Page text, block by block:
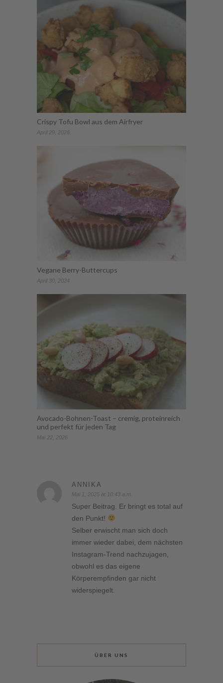
Crispy Tofu Bowl aus dem Airfryer
April 29, 2026
Vegane Berry-Buttercups
April 30, 2024
Avocado-Bohnen-Toast – cremig, proteinreich
und perfekt für jeden Tag
Mai 22, 2026
ANNIKA
Mai 1, 2025 at 10:43 a.m.
Super Beitrag. Er bringt es total auf
den Punkt!
Selber erwischt man sich doch
immer wieder dabei, dem nächsten
Instagram-Trend nachzujagen,
obwohl es das eigene
Körperempfinden gar nicht
widerspiegelt.
ÜBER UNS